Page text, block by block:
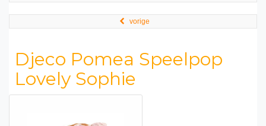
vorige
Djeco Pomea Speelpop
Lovely Sophie